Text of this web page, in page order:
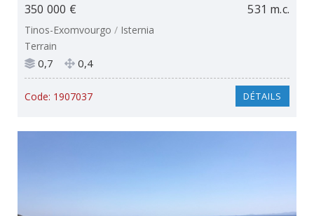
350 000 € 531 m.c.
Tinos-Exomvourgo / Isternia
Terrain
0,7 0,4
Code: 1907037 DÉTAILS